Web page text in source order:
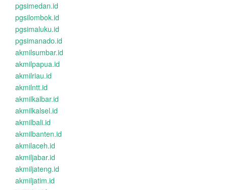
pgsimedan.id
pgsilombok.id
pgsimaluku.id
pgsimanado.id
akmilsumbar.id
akmilpapua.id
akmilriau.id
akmilntt.id
akmilkalbar.id
akmilkalsel.id
akmilbali.id
akmilbanten.id
akmilaceh.id
akmiljabar.id
akmiljateng.id
akmiljatim.id